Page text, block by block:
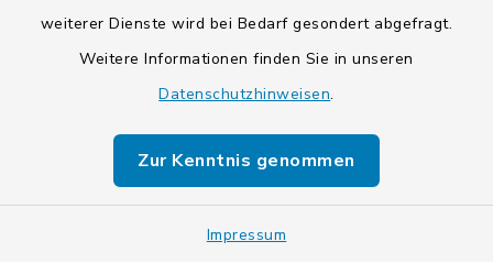
weiterer Dienste wird bei Bedarf gesondert abgefragt.
Weitere Informationen finden Sie in unseren
Datenschutzhinweisen.
Zur Kenntnis genommen
Impressum
Sitemap
Cookie-Einstellungen